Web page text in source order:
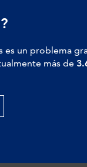
es un problema
más de